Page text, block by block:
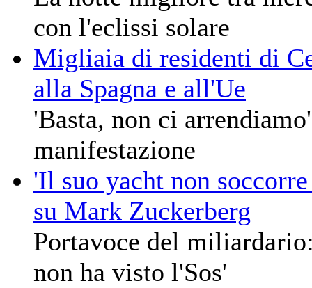
con l'eclissi solare
Migliaia di residenti di
alla Spagna e all'Ue
'Basta, non ci
manifestazione
'Il suo yacht non
su Mark Zuckerberg
Portavoce del
non ha visto l'Sos'